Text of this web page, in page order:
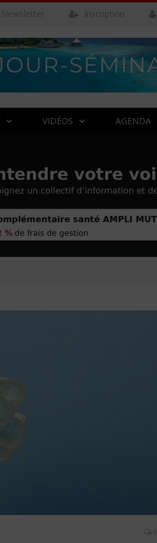
Inscription
Newsletter
VIDÉOS AGENDA
0